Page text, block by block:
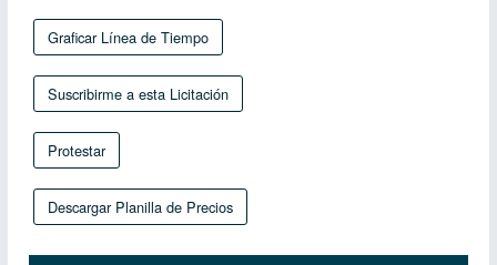
Graficar Línea de Tiempo
Suscribirme a esta Licitación
Protestar
Descargar Planilla de Precios